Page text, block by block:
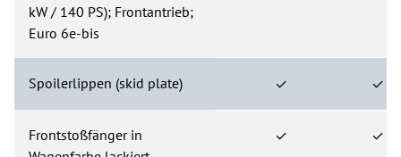
kW / 140 PS); Frontantrieb;
Euro 6e-bis
Spoilerlippen (skid plate) ✓ ✓
Frontstoßfänger in
✓ ✓